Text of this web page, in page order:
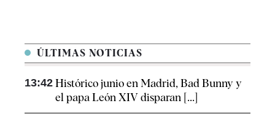
ÚLTIMAS NOTICIAS
13:42 Histórico junio en Madrid, Bad Bunny y
el papa León XIV disparan [...]